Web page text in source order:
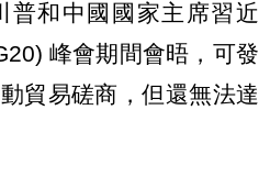
普和中國國家主席習近
峰會期間會晤，可發
貿易磋商，但還無法達